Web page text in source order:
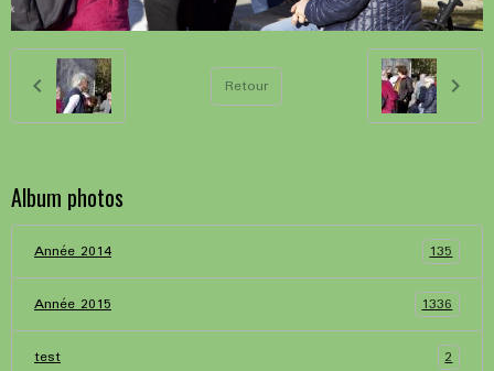
Retour
Album photos
Année 2014 135
Année 2015 1336
test 2